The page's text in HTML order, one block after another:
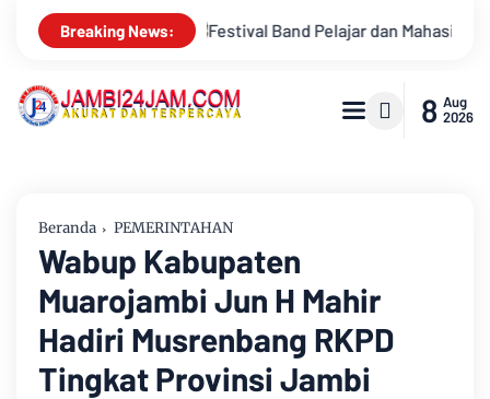
Breaking News:
Mahasiswa OJK Provinsi Jambi 2026, Unjuk Kreativitas di
8 Aug
2026
Beranda PEMERINTAHAN
Wabup Kabupaten
Muarojambi Jun H Mahir
Hadiri Musrenbang RKPD
Tingkat Provinsi Jambi